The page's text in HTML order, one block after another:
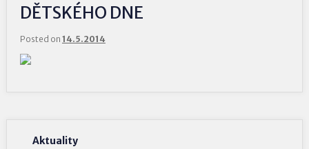
DĚTSKÉHO DNE
Posted on 14.5.2014
Aktuality